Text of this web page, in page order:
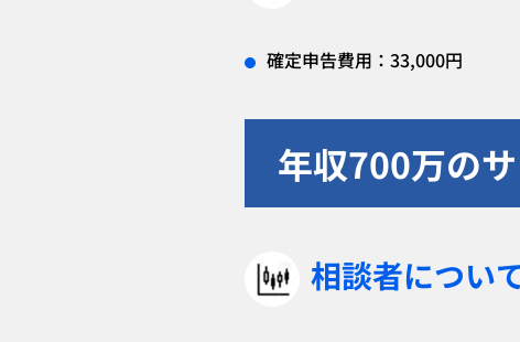
確定申告費用：33,000円
年収700万の
相談者につい